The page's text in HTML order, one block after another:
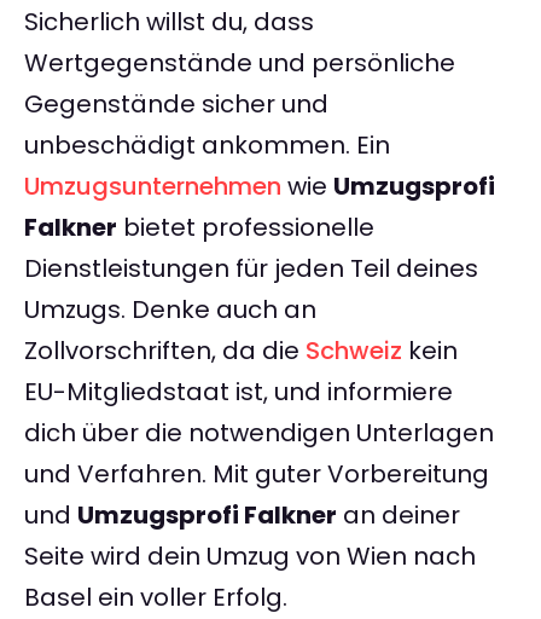
Sicherlich willst du, dass
Wertgegenstände und persönliche
Gegenstände sicher und
unbeschädigt ankommen. Ein
Umzugsunternehmen wie Umzugsprofi
Falkner bietet professionelle
Dienstleistungen für jeden Teil deines
Umzugs. Denke auch an
Zollvorschriften, da die Schweiz kein
EU-Mitgliedstaat ist, und informiere
dich über die notwendigen Unterlagen
und Verfahren. Mit guter Vorbereitung
und Umzugsprofi Falkner an deiner
Seite wird dein Umzug von Wien nach
Basel ein voller Erfolg.